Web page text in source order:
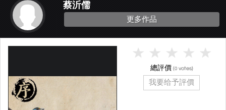
蔡沂儒
更多作品
總評價 (0 votes)
我要给予評價